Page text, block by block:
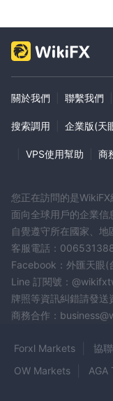
關於我們 聯繫我們
搜索調用 企業版(天
VPS使用幫助 商
您正在訪問的是
面向全球用戶的企業信
自覺遵守所在國家、地
客服電話：
Facebook：外匯天眼(
Line 訂閱號：
牌照等資訊糾錯請發
商務合作：
Forxl Markets 協
OW Markets
AGA